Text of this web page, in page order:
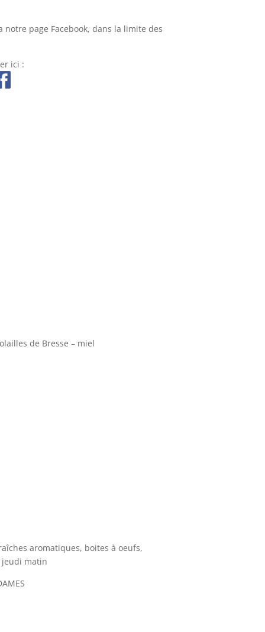
page Facebook, dans la limite des
ici :
de Bresse – miel
aromatiques, boites à oeufs,
jeudi matin